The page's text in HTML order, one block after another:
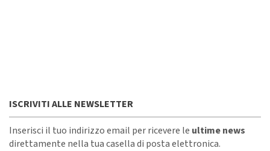
ISCRIVITI ALLE NEWSLETTER
Inserisci il tuo indirizzo email per ricevere le ultime news
direttamente nella tua casella di posta elettronica.